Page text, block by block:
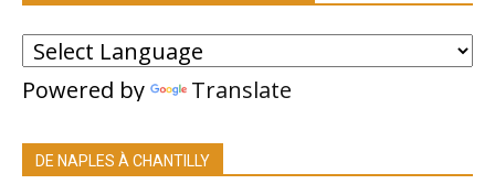
Powered by Translate
DE NAPLES À CHANTILLY